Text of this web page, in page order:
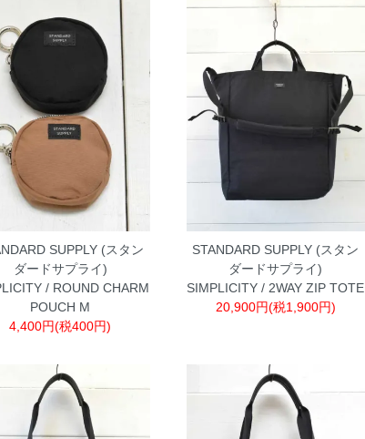
SUPPLY (スタン
ダードサプライ)
/ ROUND CHARM
POUCH M
4,400円(税400円)
STANDARD SUPPLY (スタン
ダードサプライ)
SIMPLICITY / 2WAY ZIP TOTE
20,900円(税1,900円)